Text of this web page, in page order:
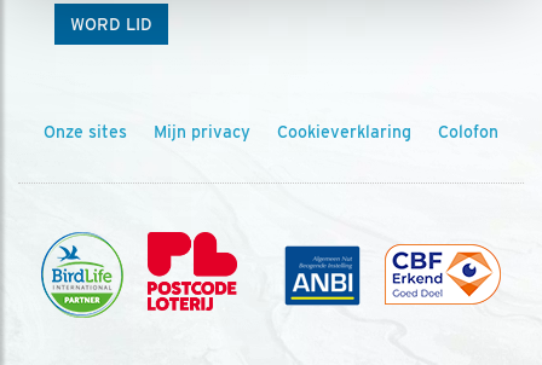
WORD LID
Onze sites Mijn privacy Cookieverklaring Colofon